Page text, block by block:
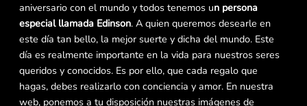
aniversario con el mundo y todos tenemos un persona
especial llamada Edinson. A quien queremos desearle en
este día tan bello, la mejor suerte y dicha del mundo. Este
día es realmente importante en la vida para nuestros seres
queridos y conocidos. Es por ello, que cada regalo que
hagas, debes realizarlo con conciencia y amor. En nuestra
web, ponemos a tu disposición nuestras imágenes de